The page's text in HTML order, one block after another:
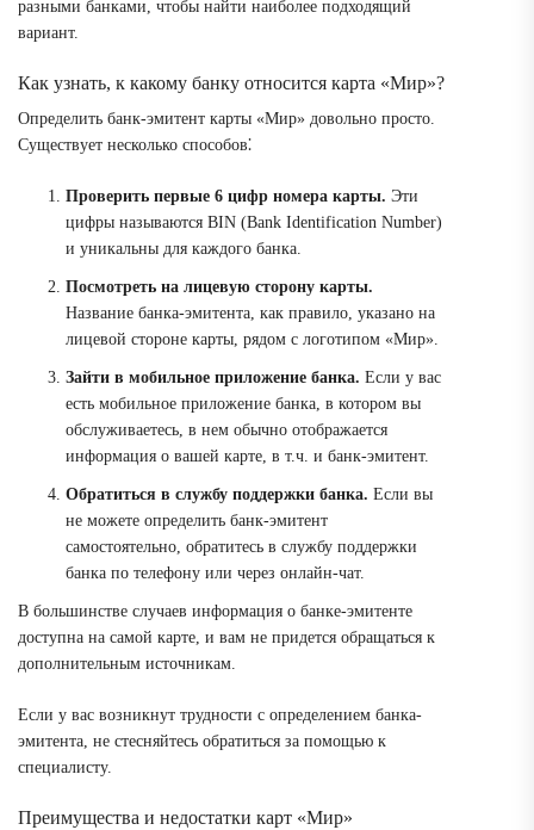
разными банками, чтобы найти наиболее подходящий
вариант.
Как узнать, к какому банку относится карта «Мир»?
Определить банк-эмитент карты «Мир» довольно просто.
Существует несколько способов⁚
Проверить первые 6 цифр номера карты. Эти
цифры называются BIN (Bank Identification Number)
и уникальны для каждого банка.
Посмотреть на лицевую сторону карты.
Название банка-эмитента, как правило, указано на
лицевой стороне карты, рядом с логотипом «Мир».
Зайти в мобильное приложение банка. Если у вас
есть мобильное приложение банка, в котором вы
обслуживаетесь, в нем обычно отображается
информация о вашей карте, в т.ч. и банк-эмитент.
Обратиться в службу поддержки банка. Если вы
не можете определить банк-эмитент
самостоятельно, обратитесь в службу поддержки
банка по телефону или через онлайн-чат.
В большинстве случаев информация о банке-эмитенте
доступна на самой карте, и вам не придется обращаться к
дополнительным источникам.
Если у вас возникнут трудности с определением банка-
эмитента, не стесняйтесь обратиться за помощью к
специалисту.
Преимущества и недостатки карт «Мир»